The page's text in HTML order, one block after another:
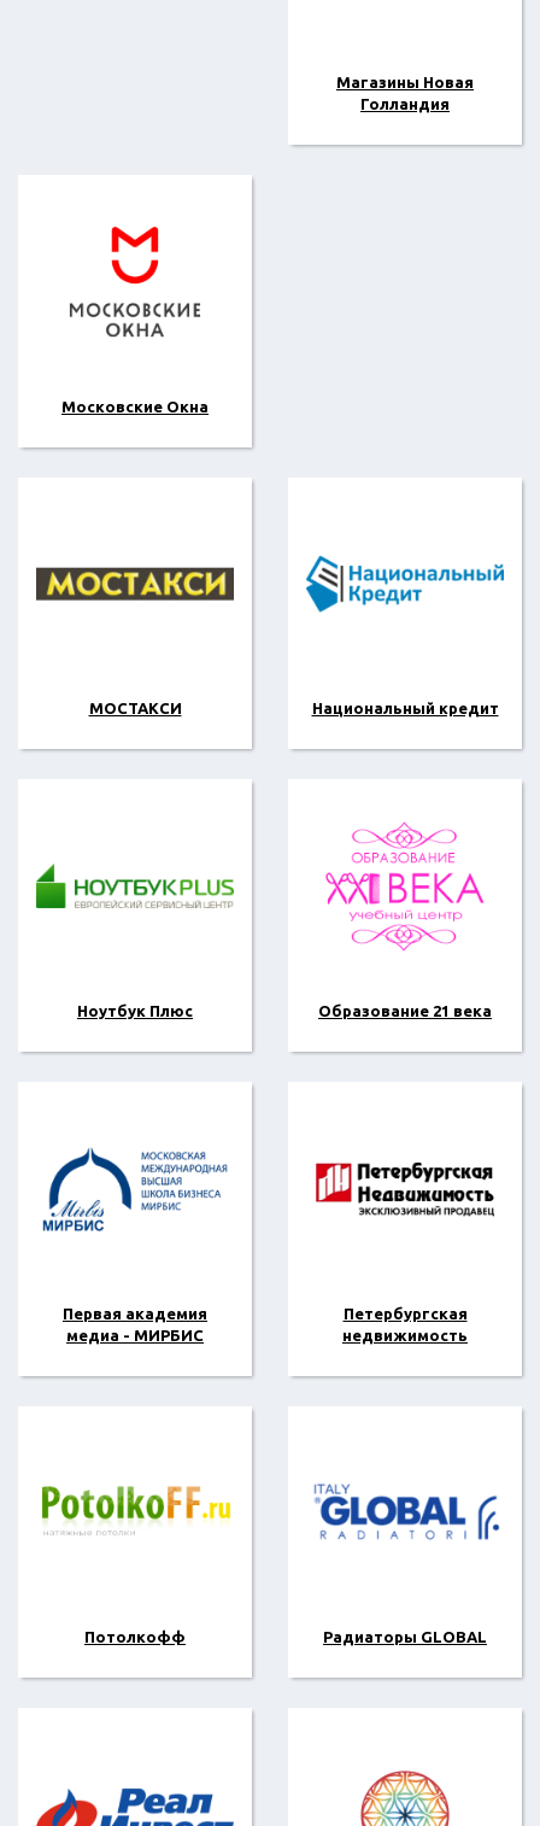
Магазины Новая
Голландия
Московские Окна
МОСТАКСИ Национальный кредит
Ноутбук Плюс Образование 21 века
Первая академия
медиа - МИРБИС
Петербургская
недвижимость
Потолкофф Радиаторы GLOBAL